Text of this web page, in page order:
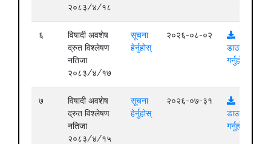
२०८३/४/१८
६
विषादी अवशेष
द्रुत विश्लेषण
नतिजा
२०८३/४/१७
सूचना
हेर्नुहोस्
२०२६-०८-०२
डाउनलोड
गर्नुहोस्
७
विषादी अवशेष
द्रुत विश्लेषण
नतिजा
२०८३/४/१५
सूचना
हेर्नुहोस्
२०२६-०७-३१
डाउनलोड
गर्नुहोस्